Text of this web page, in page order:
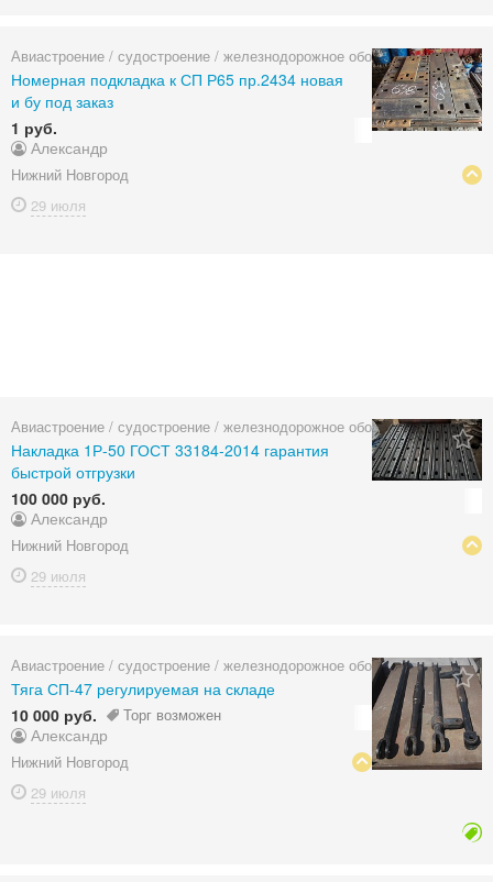
Авиастроение / судостроение / железнодорожное оборудование
Номерная подкладка к СП Р65 пр.2434 новая
и бу под заказ
1 руб.
Александр
Нижний Новгород
29 июля
Авиастроение / судостроение / железнодорожное оборудование
Накладка 1Р-50 ГОСТ 33184-2014 гарантия
быстрой отгрузки
100 000 руб.
Александр
Нижний Новгород
29 июля
Авиастроение / судостроение / железнодорожное оборудование
Тяга СП-47 регулируемая на складе
10 000 руб.
Торг возможен
Александр
Нижний Новгород
29 июля